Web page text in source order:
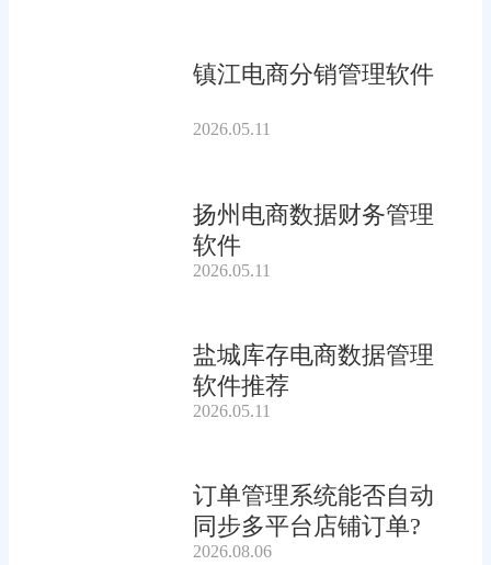
镇江电商分销管理软件
2026.05.11
扬州电商数据财务管理
软件
2026.05.11
盐城库存电商数据管理
软件推荐
2026.05.11
订单管理系统能否自动
同步多平台店铺订单?
2026.08.06